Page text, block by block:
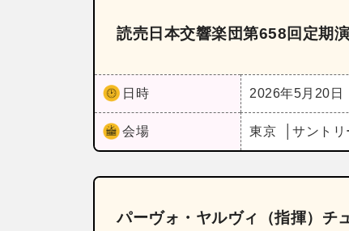
読売日本交響楽団第658回定期
日時 2026年5月20日
会場 東京 サント
パーヴォ・ヤルヴィ（指揮）チ